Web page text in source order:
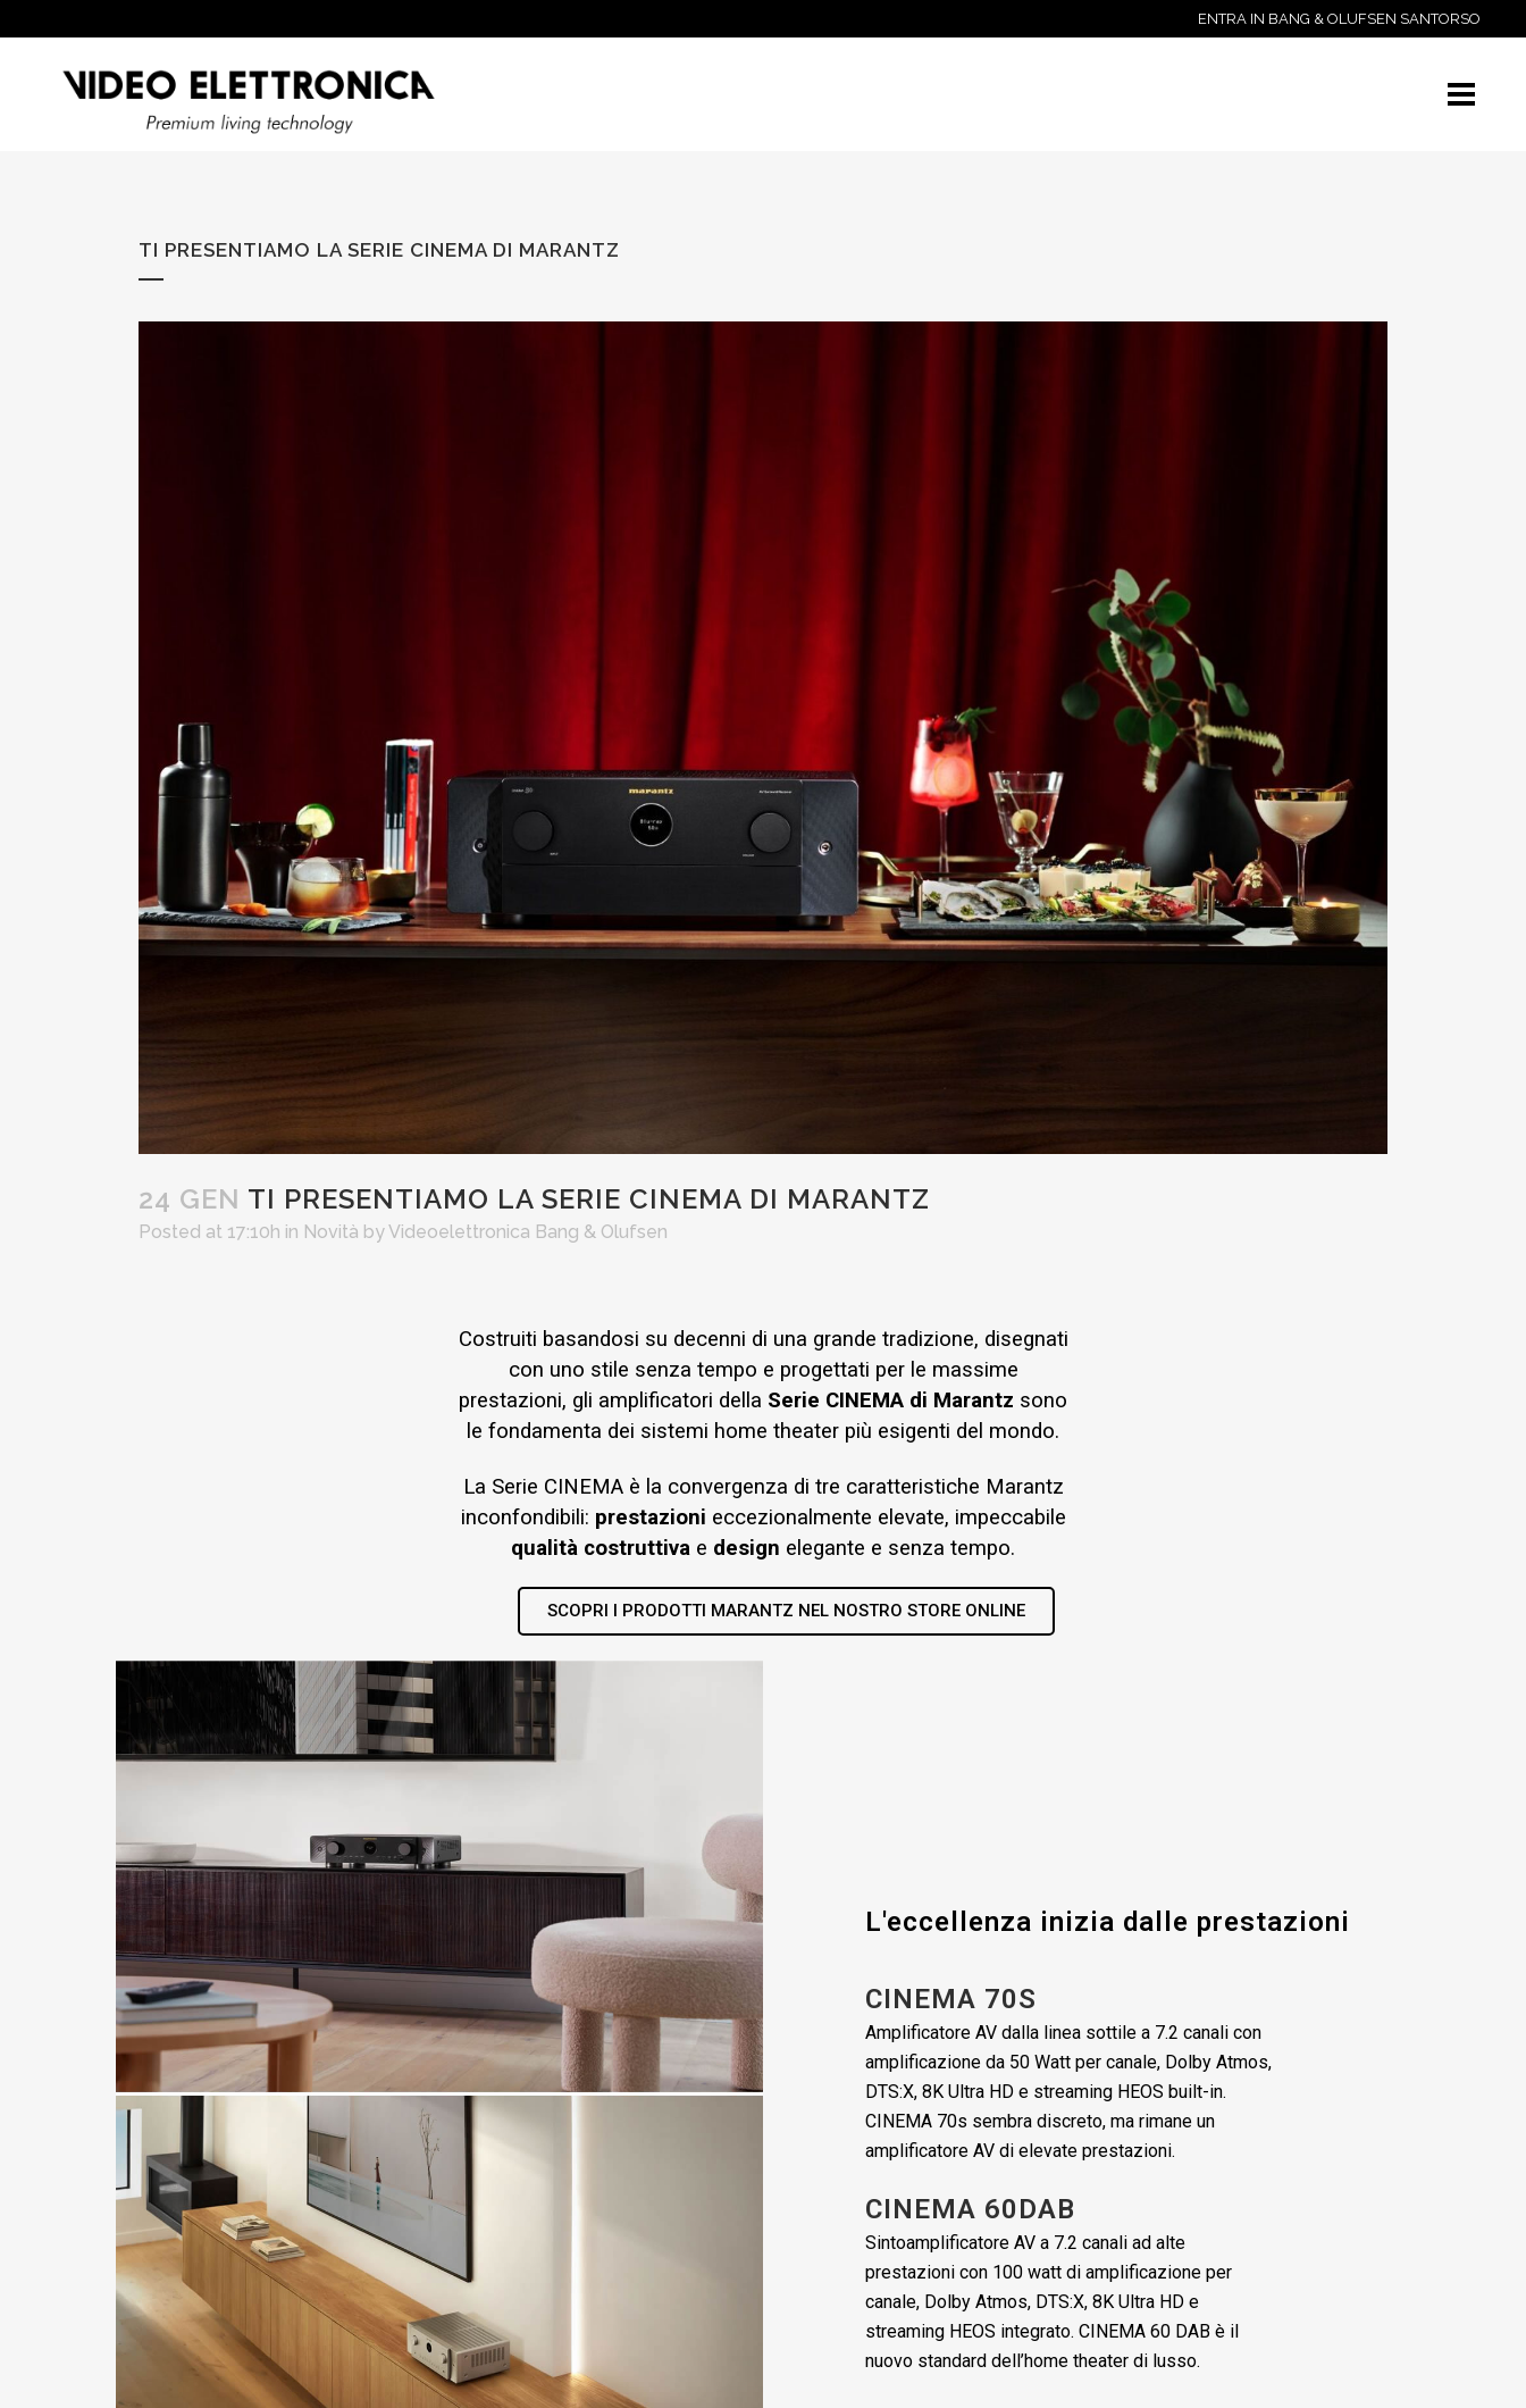
ENTRA IN BANG & OLUFSEN SANTORSO
TI PRESENTIAMO LA SERIE CINEMA DI MARANTZ
24 GEN TI PRESENTIAMO LA SERIE CINEMA DI MARANTZ
Posted at 17:10h in Novità byVideoelettronica Bang & Olufsen
Costruiti basandosi su decenni di una grande tradizione, disegnati
con uno stile senza tempo e progettati per le massime
prestazioni, gli amplificatori della Serie CINEMA di Marantz sono
le fondamenta dei sistemi home theater più esigenti del mondo.
La Serie CINEMA è la convergenza di tre caratteristiche Marantz
inconfondibili: prestazioni eccezionalmente elevate, impeccabile
qualità costruttiva e design elegante e senza tempo.
SCOPRI I PRODOTTI MARANTZ NEL NOSTRO STORE ONLINE
L'eccellenza inizia dalle prestazioni
CINEMA 70S
Amplificatore AV dalla linea sottile a 7.2 canali con
amplificazione da 50 Watt per canale, Dolby Atmos,
DTS:X, 8K Ultra HD e streaming HEOS built-in.
CINEMA 70s sembra discreto, ma rimane un
amplificatore AV di elevate prestazioni.
CINEMA 60DAB
Sintoamplificatore AV a 7.2 canali ad alte
prestazioni con 100 watt di amplificazione per
canale, Dolby Atmos, DTS:X, 8K Ultra HD e
streaming HEOS integrato. CINEMA 60 DAB è il
nuovo standard dell’home theater di lusso.